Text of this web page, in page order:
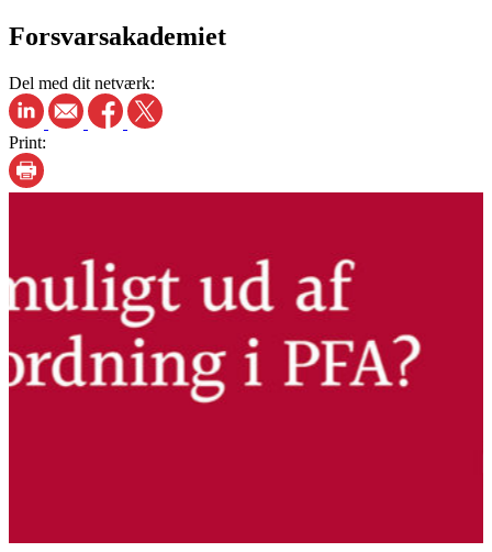
Forsvarsakademiet
Del med dit netværk:
Print: